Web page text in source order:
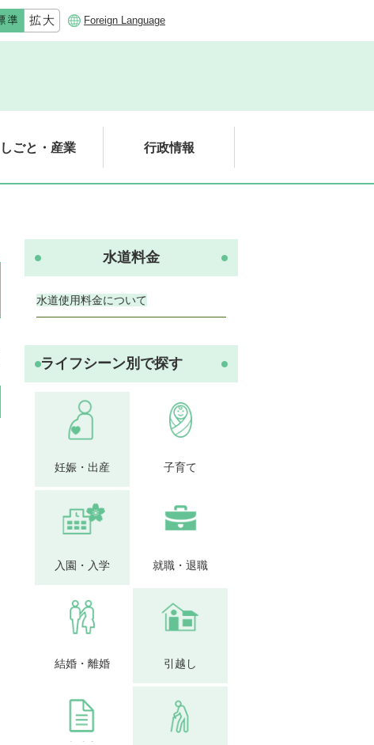
Foreign Language
しごと・産業 行政情報
水道料金
水道使用料金について
ライフシーン別で探す
妊娠・出産 子育て
入園・入学 就職・退職
結婚・離婚 引越し